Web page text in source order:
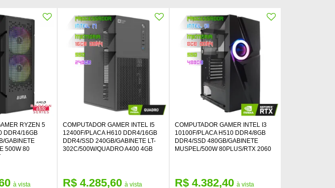
RYZEN 5
DDR4/16GB
GABINETE
500W 80
COMPUTADOR GAMER INTEL I5
12400F/PLACA H610 DDR4/16GB
DDR4/SSD 240GB/GABINETE LT-
302C/500W/QUADRO A400 4GB
R$ 4.285,60
COMPUTADOR GAMER INTEL I3
10100F/PLACA H510 DDR4/8GB
DDR4/SSD 480GB/GABINETE
MUSPEL/500W 80PLUS/RTX 2060
R$ 4.382,40